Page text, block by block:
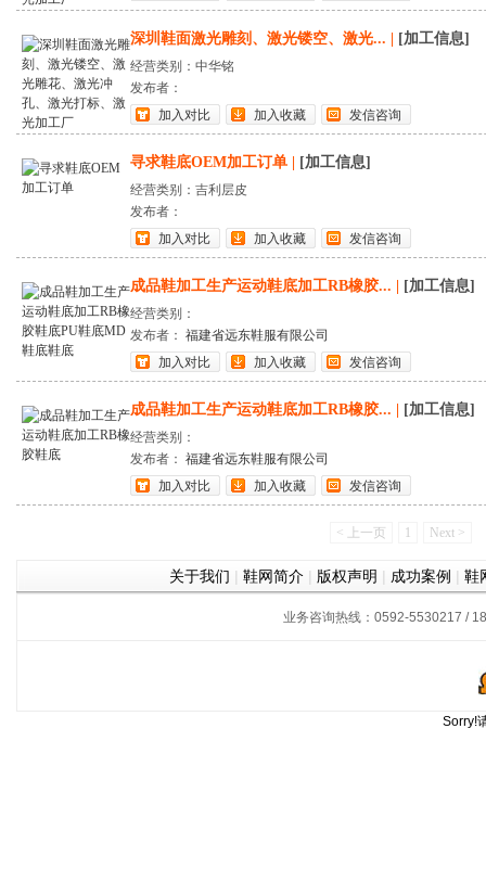
深圳鞋面激光雕刻、激光镂空、激光... [加工信息]
经营类别：中华铭
发布者：
加入对比
加入收藏 发信咨询
寻求鞋底OEM加工订单 [加工信息]
经营类别：吉利层皮
发布者：
加入对比
加入收藏 发信咨询
成品鞋加工生产运动鞋底加工RB橡胶... [加工信息]
经营类别：
发布者： 福建省远东鞋服有限公司
加入对比
加入收藏 发信咨询
成品鞋加工生产运动鞋底加工RB橡胶... [加工信息]
经营类别：
发布者： 福建省远东鞋服有限公司
加入对比
加入收藏 发信咨询
< 上一页 1 Next >
关于我们 | 鞋网简介 | 版权声明 | 成功案例 | 鞋
业务咨询热线：0592-5530217 /
Sorry!